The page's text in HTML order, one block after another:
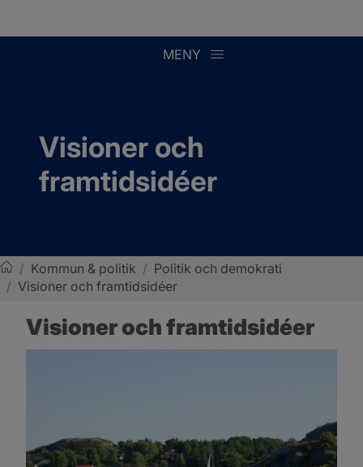
MENY
Visioner och
framtidsidéer
Sotenäs kommun
/ Kommun & politik / Politik och demokrati
/ Visioner och framtidsidéer
Visioner och framtidsidéer